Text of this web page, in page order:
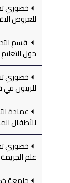
خضوري
للعروض
قسم
حول
خضوري
للزيتون
عمادة
للأطفال
خضوري
علم الجريمة